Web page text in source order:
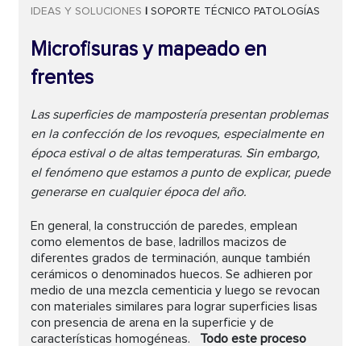
IDEAS Y SOLUCIONES | SOPORTE TÉCNICO PATOLOGÍAS
Microfisuras y mapeado en
frentes
Las superficies de mampostería presentan problemas
en la confección de los revoques, especialmente en
época estival o de altas temperaturas. Sin embargo,
el fenómeno que estamos a punto de explicar, puede
generarse en cualquier época del año.
En general, la construcción de paredes, emplean
como elementos de base, ladrillos macizos de
diferentes grados de terminación, aunque también
cerámicos o denominados huecos. Se adhieren por
medio de una mezcla cementicia y luego se revocan
con materiales similares para lograr superficies lisas
con presencia de arena en la superficie y de
características homogéneas.
Todo este proceso